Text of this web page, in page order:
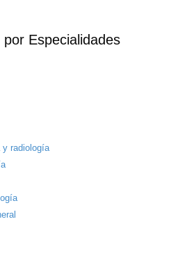
Especialidades
y radiología